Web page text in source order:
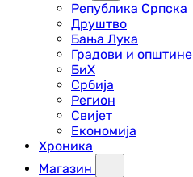
Република Српска
Друштво
Бања Лука
Градови и општине
БиХ
Србија
Регион
Свијет
Економија
Хроника
Магазин